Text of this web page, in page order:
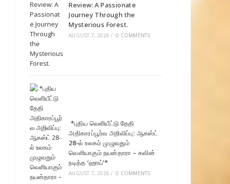
Review: A Passionate
Journey Through the
Mysterious Forest.
AUGUST 7, 2026 / 0 COMMENTS
*புதிய வெளியீட்டு தேதி
அதிகாரப்பூர்வ அறிவிப்பு: ஆகஸ்ட்
28-ல் உலகம் முழுவதும்
வெளியாகும் நயன்தாரா – கவின்
நடித்த ‘ஹாய்’*
AUGUST 7, 2026 / 0 COMMENTS